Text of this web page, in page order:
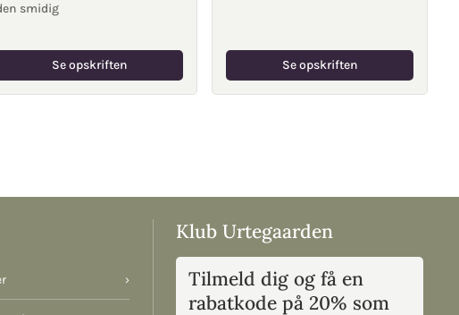
smidig
Se opskriften Se opskriften
›
Klub Urtegaarden
Tilmeld dig og få en
rabatkode på 20% som